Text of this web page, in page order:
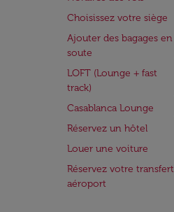
Choisissez votre siège
Ajouter des bagages en
soute
LOFT (Lounge + fast
track)
Casablanca Lounge
Réservez un hôtel
Louer une voiture
Réservez votre transfert
aéroport